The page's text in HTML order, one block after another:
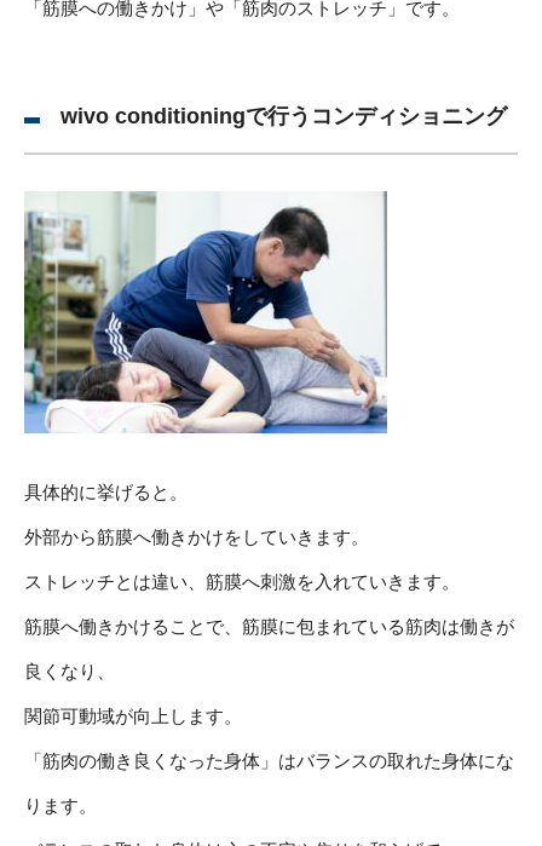
「筋膜への働きかけ」や「筋肉のストレッチ」です。
wivo conditioningで行うコンディショニング
具体的に挙げると。
外部から筋膜へ働きかけをしていきます。
ストレッチとは違い、筋膜へ刺激を入れていきます。
筋膜へ働きかけることで、筋膜に包まれている筋肉は働きが
良くなり、
関節可動域が向上します。
「筋肉の働き良くなった身体」はバランスの取れた身体にな
ります。